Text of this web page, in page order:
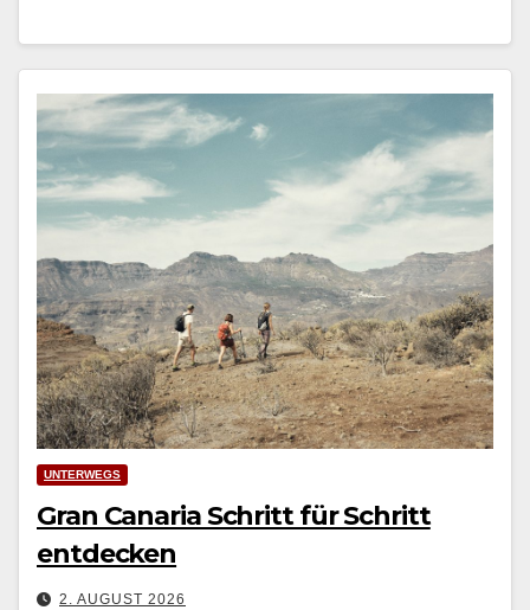
UNTERWEGS
Gran Canaria Schritt für Schritt
entdecken
2. AUGUST 2026